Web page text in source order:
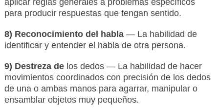
aplicar reglas generales a problemas específicos
para producir respuestas que tengan sentido.
8) Reconocimiento del habla— La habilidad de
identificar y entender el habla de otra persona.
9) Destreza de los dedos — La habilidad de hacer
movimientos coordinados con precisión de los dedos
de una o ambas manos para agarrar, manipular o
ensamblar objetos muy pequeños.